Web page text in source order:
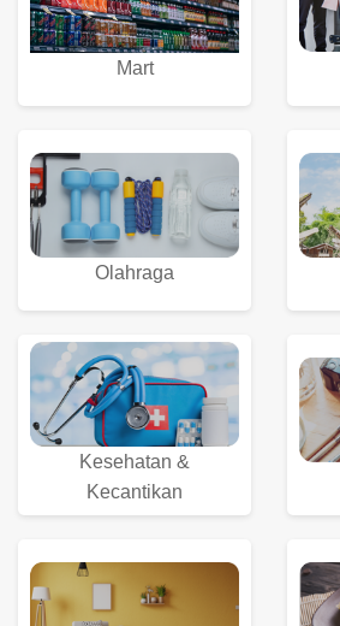
Mart
Olahraga
Kesehatan &
Kecantikan